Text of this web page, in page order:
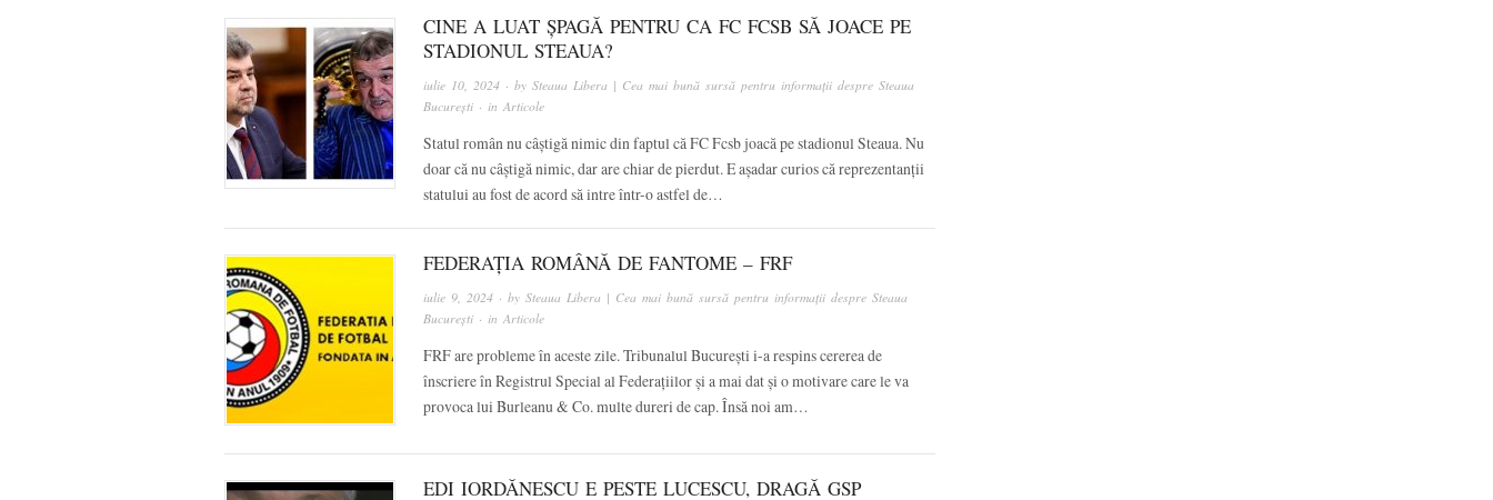
CINE A LUAT ȘPAGĂ PENTRU CA FC FCSB SĂ JOACE PE
STADIONUL STEAUA?
iulie 10, 2024 · by Steaua Libera | Cea mai bună sursă pentru informații despre Steaua
București · in Articole
Statul român nu câștigă nimic din faptul că FC Fcsb joacă pe stadionul Steaua. Nu
doar că nu câștigă nimic, dar are chiar de pierdut. E așadar curios că reprezentanții
statului au fost de acord să intre într-o astfel de…
FEDERAȚIA ROMÂNĂ DE FANTOME – FRF
iulie 9, 2024 · by Steaua Libera | Cea mai bună sursă pentru informații despre Steaua
București · in Articole
FRF are probleme în aceste zile. Tribunalul București i-a respins cererea de
înscriere în Registrul Special al Federațiilor și a mai dat și o motivare care le va
provoca lui Burleanu & Co. multe dureri de cap. Însă noi am…
EDI IORDĂNESCU E PESTE LUCESCU, DRAGĂ GSP